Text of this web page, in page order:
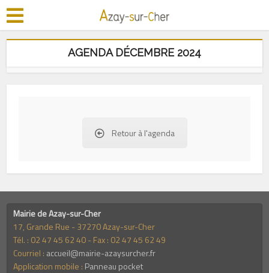
AGENDA DÉCEMBRE 2024
Retour à l'agenda
Mairie de Azay-sur-Cher
17, Grande Rue - 37270 Azay-sur-Cher
Tél. : 02 47 45 62 40 - Fax : 02 47 45 62 49
Courriel : accueil@mairie-azaysurcher.fr
Application mobile : Panneau pocket